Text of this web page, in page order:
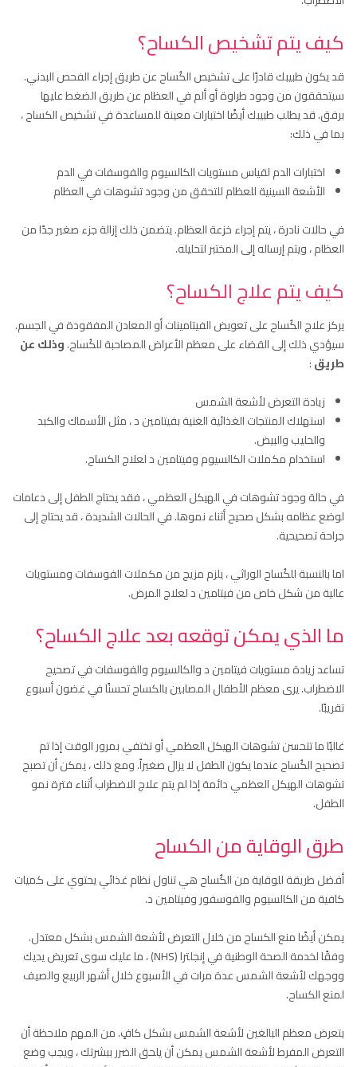
كيف يتم تشخيص الكساح؟
قد يكون طبيبك قادرًا على تشخيص الكُساح عن طريق إجراء الفحص البدني.
سيتحققون من وجود طراوة أو ألم في العظام عن طريق الضغط عليها
برفق. قد يطلب طبيبك أيضًا اختبارات معينة للمساعدة في تشخيص الكساح ،
بما في ذلك:
اختبارات الدم لقياس مستويات الكالسيوم والفوسفات في الدم
الأشعة السينية للعظام للتحقق من وجود تشوهات في العظام
في حالات نادرة ، يتم إجراء خزعة العظام. يتضمن ذلك إزالة جزء صغير جدًا من
العظام ، ويتم إرساله إلى المختبر لتحليله.
كيف يتم علاج الكساح؟
يركز علاج الكُساح على تعويض الفيتامينات أو المعادن المفقودة في الجسم.
سيؤدي ذلك إلى القضاء على معظم الأعراض المصاحبة للكُساح.وذلك عن
طريق:
زيادة التعرض لأشعة الشمس
استهلاك المنتجات الغذائية الغنية بفيتامين د ، مثل الأسماك والكبد
والحليب والبيض.
استخدام مكملات الكالسيوم وفيتامين د لعلاج الكساح.
في حالة وجود تشوهات في الهيكل العظمي ، فقد يحتاج الطفل إلى دعامات
لوضع عظامه بشكل صحيح أثناء نموها. في الحالات الشديدة ، قد يحتاج إلى
جراحة تصحيحية.
اما بالنسبة للكُساح الوراثي ، يلزم مزيج من مكملات الفوسفات ومستويات
عالية من شكل خاص من فيتامين د لعلاج المرض.
ما الذي يمكن توقعه بعد علاج الكساح؟
تساعد زيادة مستويات فيتامين د والكالسيوم والفوسفات في تصحيح
الاضطراب. يرى معظم الأطفال المصابين بالكساح تحسنًا في غضون أسبوع
تقريبًا.
غالبًا ما تتحسن تشوهات الهيكل العظمي أو تختفي بمرور الوقت إذا تم
تصحيح الكُساح عندما يكون الطفل لا يزال صغيراً. ومع ذلك ، يمكن أن تصبح
تشوهات الهيكل العظمي دائمة إذا لم يتم علاج الاضطراب أثناء فترة نمو
الطفل.
طرق الوقاية من الكساح
أفضل طريقة للوقاية من الكُساح هي تناول نظام غذائي يحتوي على كميات
كافية من الكالسيوم والفوسفور وفيتامين د.
يمكن أيضًا منع الكساح من خلال التعرض لأشعة الشمس بشكل معتدل.
وفقًا لخدمة الصحة الوطنية في إنجلترا (NHS) ، ما عليك سوى تعريض يديك
ووجهك لأشعة الشمس عدة مرات في الأسبوع خلال أشهر الربيع والصيف
لمنع الكساح.
يتعرض معظم البالغين لأشعة الشمس بشكل كافٍ. من المهم ملاحظة أن
التعرض المفرط لأشعة الشمس يمكن أن يلحق الضرر ببشرتك ، ويجب وضع